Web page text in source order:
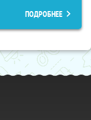
ПОДРОБНЕЕ